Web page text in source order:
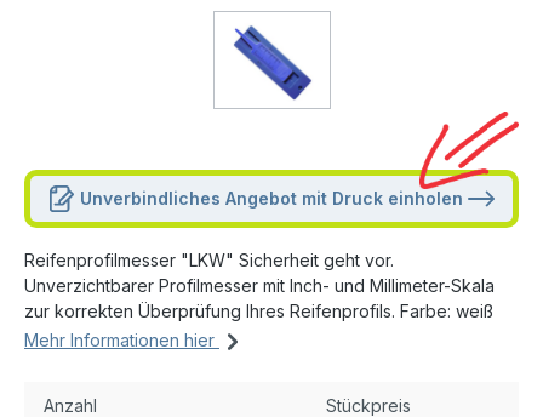
Unverbindliches Angebot mit Druck einholen
Reifenprofilmesser "LKW" Sicherheit geht vor.
Unverzichtbarer Profilmesser mit Inch- und Millimeter-Skala
zur korrekten Überprüfung Ihres Reifenprofils. Farbe: weiß
Mehr Informationen hier
Anzahl Stückpreis